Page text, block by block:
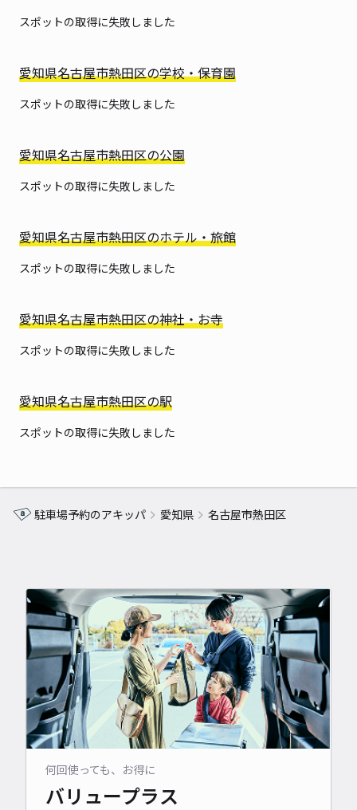
スポットの取得に失敗しました
愛知県名古屋市熱田区の学校・保育園
スポットの取得に失敗しました
愛知県名古屋市熱田区の公園
スポットの取得に失敗しました
愛知県名古屋市熱田区のホテル・旅館
スポットの取得に失敗しました
愛知県名古屋市熱田区の神社・お寺
スポットの取得に失敗しました
愛知県名古屋市熱田区の駅
スポットの取得に失敗しました
駐車場予約のアキッパ 愛知県 名古屋市熱田区
何回使っても、お得に
バリュープラス